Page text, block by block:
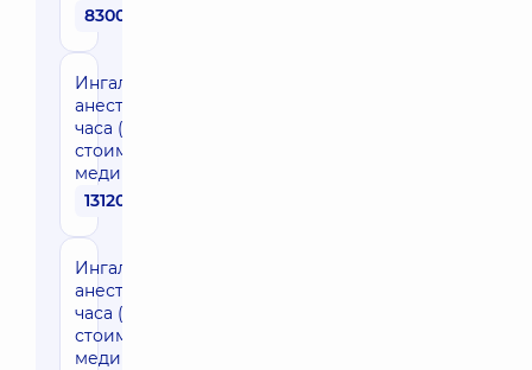
8300 грн
Ингаляционная
анестезия 2
часа (без
стоимости
медикаментов)
13120 грн
Ингаляционная
анестезия 3
часа (без
стоимости
медикаментов)